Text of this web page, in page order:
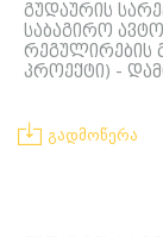
გუდაურის
საბაგირო
რეგულირების
პროექტი) -
გადმოწერა